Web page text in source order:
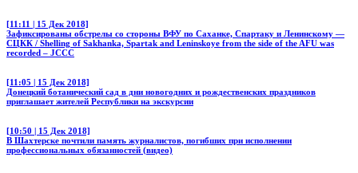
[11:11 | 15 Дек 2018]
Зафиксированы обстрелы со стороны ВФУ по Саханке, Спартаку и Ленинскому —
СЦКК / Shelling of Sakhanka, Spartak and Leninskoye from the side of the AFU was
recorded – JCCC
[11:05 | 15 Дек 2018]
Донецкий ботанический сад в дни новогодних и рождественских праздников
приглашает жителей Республики на экскурсии
[10:50 | 15 Дек 2018]
В Шахтерске почтили память журналистов, погибших при исполнении
профессиональных обязанностей (видео)